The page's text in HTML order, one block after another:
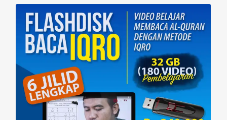
e
w
w
i
n
d
o
w
n
e
w
w
i
n
d
o
w